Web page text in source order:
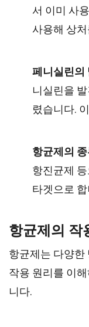
서 이미 사
사용해 상
페니실린의
니실린을
렸습니다.
항균제의
항진균제
타겟으로
항균제의 작
항균제는 다양한
작용 원리를 이
니다.